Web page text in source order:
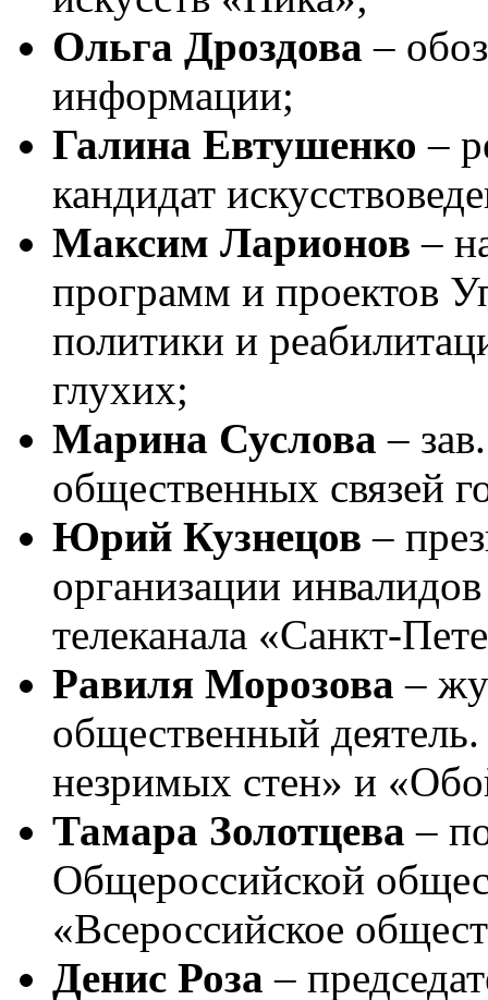
Ольга Дроздова –
информации;
Галина Евтушенко –
кандидат
Максим Ларионов –
программ и проектов
политики и
глухих;
Марина Суслова –
общественных связей
Юрий Кузнецов –
организации
телеканала «Санкт-
Равиля Морозова –
общественный
незримых стен» и
Тамара Золотцева –
Общероссийской
«Всероссийское
Денис Роза–